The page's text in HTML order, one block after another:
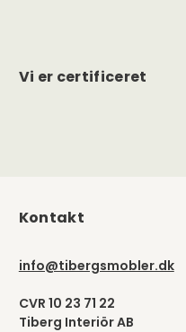
Vi er certificeret
Kontakt
info@tibergsmobler.dk
CVR 10 23 71 22
Tiberg Interiör AB